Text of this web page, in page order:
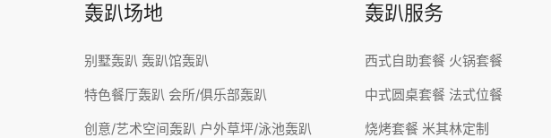
轰趴场地
别墅轰趴 轰趴馆轰趴
特色餐厅轰趴 会所/俱乐部轰趴
创意/艺术空间轰趴 户外草坪/泳池轰趴
轰趴服务
西式自助套餐 火锅套餐
中式圆桌套餐 法式位餐
烧烤套餐 米其林定制